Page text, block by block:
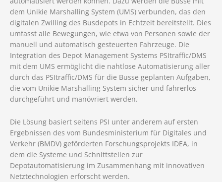
dem Unikie Marshalling System (UMS) verbunden, das den
digitalen Zwilling des Busdepots in Echtzeit bereitstellt. Dies
umfasst alle Bewegungen, wie etwa von Personen sowie der
manuell und automatisch gesteuerten Fahrzeuge. Die
Integration des Depot Management Systems PSItraffic/DMS
mit dem UMS ermöglicht die nahtlose Automatisierung aller
durch das PSItraffic/DMS für die Busse geplanten Aufgaben,
die vom Unikie Marshalling System sicher und fahrerlos
durchgeführt und manövriert werden.
Die Lösung basiert seitens PSI unter anderem auf ersten
Ergebnissen des vom Bundesministerium für Digitales und
Verkehr (BMDV) geförderten Forschungsprojekts IDEA, in
dem die Systeme und Schnittstellen zur
Depotautomatisierung im Zusammenhang mit innovativen
Netztechnologien erforscht werden.